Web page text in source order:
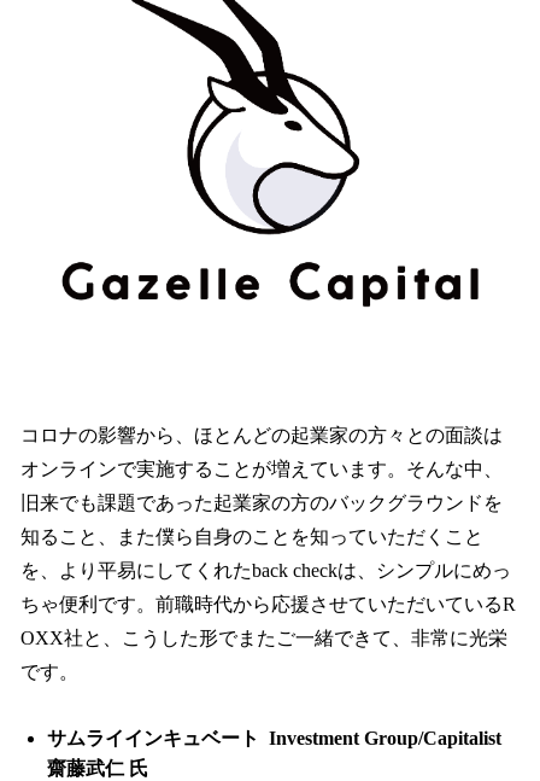
コロナの影響から、ほとんどの起業家の方々との面談は
オンラインで実施することが増えています。そんな中、
旧来でも課題であった起業家の方のバックグラウンドを
知ること、また僕ら自身のことを知っていただくこと
を、より平易にしてくれたback checkは、シンプルにめっ
ちゃ便利です。前職時代から応援させていただいているR
OXX社と、こうした形でまたご一緒できて、非常に光栄
です。
サムライインキュベート Investment Group/Capitalist
齋藤武仁 氏